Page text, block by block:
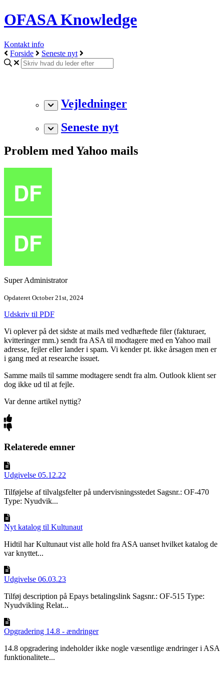
OFASA Knowledge
Kontakt info
Forside
Seneste nyt
Vejledninger
Seneste nyt
Problem med Yahoo mails
Super Administrator
Opdateret October 21st, 2024
Udskriv til PDF
Vi oplever på det sidste at mails med vedhæftede filer (fakturaer,
kvitteringer mm.) sendt fra ASA til modtagere med en Yahoo mail
adresse, fejler eller lander i spam. Vi kender pt. ikke årsagen men er
i gang med at researche issuet.
Samme mails til samme modtagere sendt fra alm. Outlook klient ser
dog ikke ud til at fejle.
Var denne artikel nyttig?
Relaterede emner
Udgivelse 05.12.22
Tilføjelse af tilvalgsfelter på undervisningsstedet Sagsnr.: OF-470
Type: Nyudvik...
Nyt katalog til Kultunaut
Hidtil har Kultunaut vist alle hold fra ASA uanset hvilket katalog de
var knyttet...
Udgivelse 06.03.23
Tilføj description på Epays betalingslink Sagsnr.: OF-515 Type:
Nyudvikling Relat...
Opgradering 14.8 - ændringer
14.8 opgradering indeholder ikke nogle væsentlige ændringer i ASA
funktionalitete...